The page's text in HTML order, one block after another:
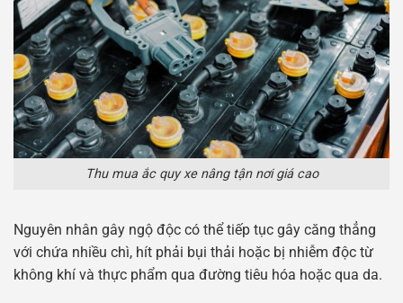
Thu mua ắc quy xe nâng tận nơi giá cao
Nguyên nhân gây ngộ độc có thể tiếp tục gây căng thẳng
với chứa nhiều chì, hít phải bụi thải hoặc bị nhiễm độc từ
không khí và thực phẩm qua đường tiêu hóa hoặc qua da.